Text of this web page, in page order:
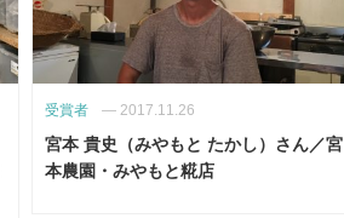
受賞者 — 2017.11.26
宮本 貴史（みやもと たかし）さん／宮
本農園・みやもと糀店